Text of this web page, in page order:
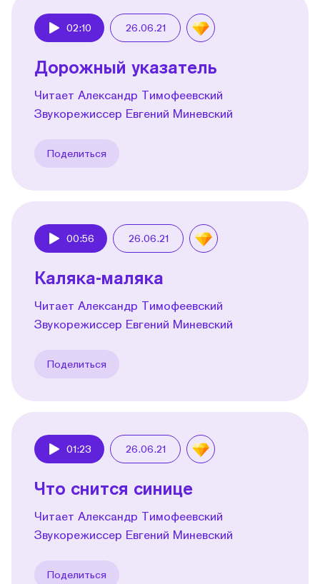
02:10 26.06.21
Дорожный указатель
Читает Александр Тимофеевский
Звукорежиссер Евгений Миневский
Поделиться
00:56 26.06.21
Каляка-маляка
Читает Александр Тимофеевский
Звукорежиссер Евгений Миневский
Поделиться
01:23 26.06.21
Что снится синице
Читает Александр Тимофеевский
Звукорежиссер Евгений Миневский
Поделиться